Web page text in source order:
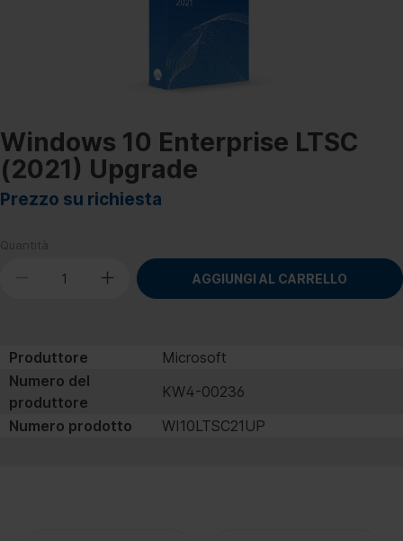
Windows 10 Enterprise LTSC
(2021) Upgrade
Prezzo su richiesta
Quantità
AGGIUNGI AL CARRELLO
Produttore
Microsoft
Numero del
produttore
KW4-00236
Numero prodotto
WI10LTSC21UP